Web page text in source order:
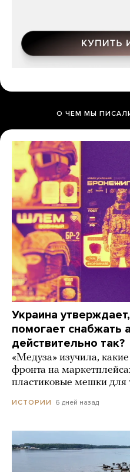
О ЧЕМ МЫ
Украина
помогает снабжать
действительно так?
«Медуза» изучила,
фронта на
пластиковые мешки для
ИСТОРИИ 6 дней назад